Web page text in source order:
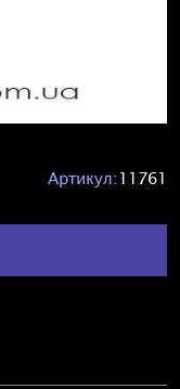
Артикул:11761